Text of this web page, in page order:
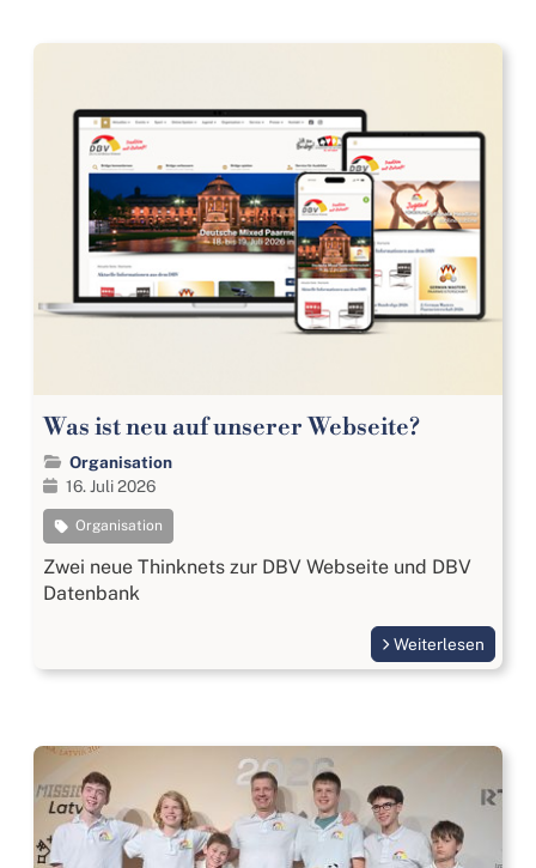
Was ist neu auf unserer Webseite?
Organisation
16. Juli 2026
Organisation
Zwei neue Thinknets zur DBV Webseite und DBV
Datenbank
Weiterlesen